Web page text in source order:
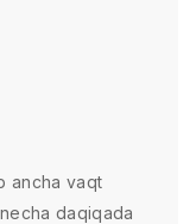
ancha vaqt
daqiqada